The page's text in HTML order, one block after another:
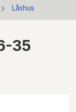
Låshus
35